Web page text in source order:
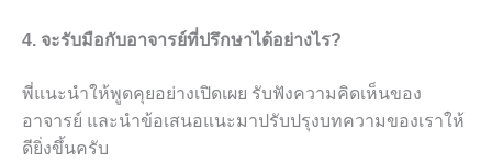
4. จะรับมือกับอาจารย์ที่ปรึกษาได้อย่างไร?
พี่แนะนำให้พูดคุยอย่างเปิดเผย รับฟังความคิดเห็นของ
อาจารย์ และนำข้อเสนอแนะมาปรับปรุงบทความของเราให้
ดียิ่งขึ้นครับ